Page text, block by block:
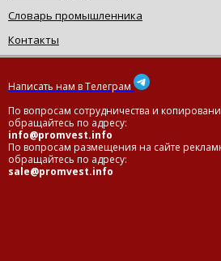
Словарь промышленника
Контакты
Написать нам в Телеграм
По вопросам сотрудничества и
обращайтесь по адресу:
info@promvest.info
По вопросам размещения на сайте
обращайтесь по адресу:
sale@promvest.info